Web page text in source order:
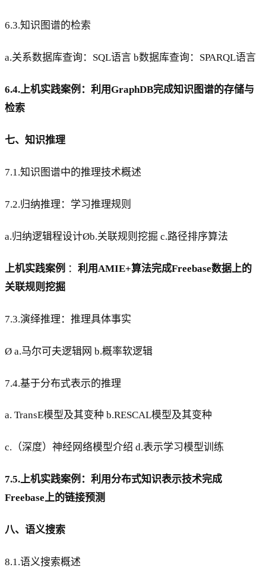
6.3.知识图谱的检索
a.关系数据库查询：SQL语言 b数据库查询：SPARQL语言
6.4.上机实践案例：利用GraphDB完成知识图谱的存储与
检索
七、知识推理
7.1.知识图谱中的推理技术概述
7.2.归纳推理：学习推理规则
a.归纳逻辑程设计Øb.关联规则挖掘 c.路径排序算法
上机实践案例 ： 利用AMIE+算法完成Freebase数据上的
关联规则挖掘
7.3.演绎推理：推理具体事实
Ø a.马尔可夫逻辑网 b.概率软逻辑
7.4.基于分布式表示的推理
a. TransE模型及其变种 b.RESCAL模型及其变种
c.（深度）神经网络模型介绍 d.表示学习模型训练
7.5.上机实践案例：利用分布式知识表示技术完成
Freebase上的链接预测
八、语义搜索
8.1.语义搜索概述